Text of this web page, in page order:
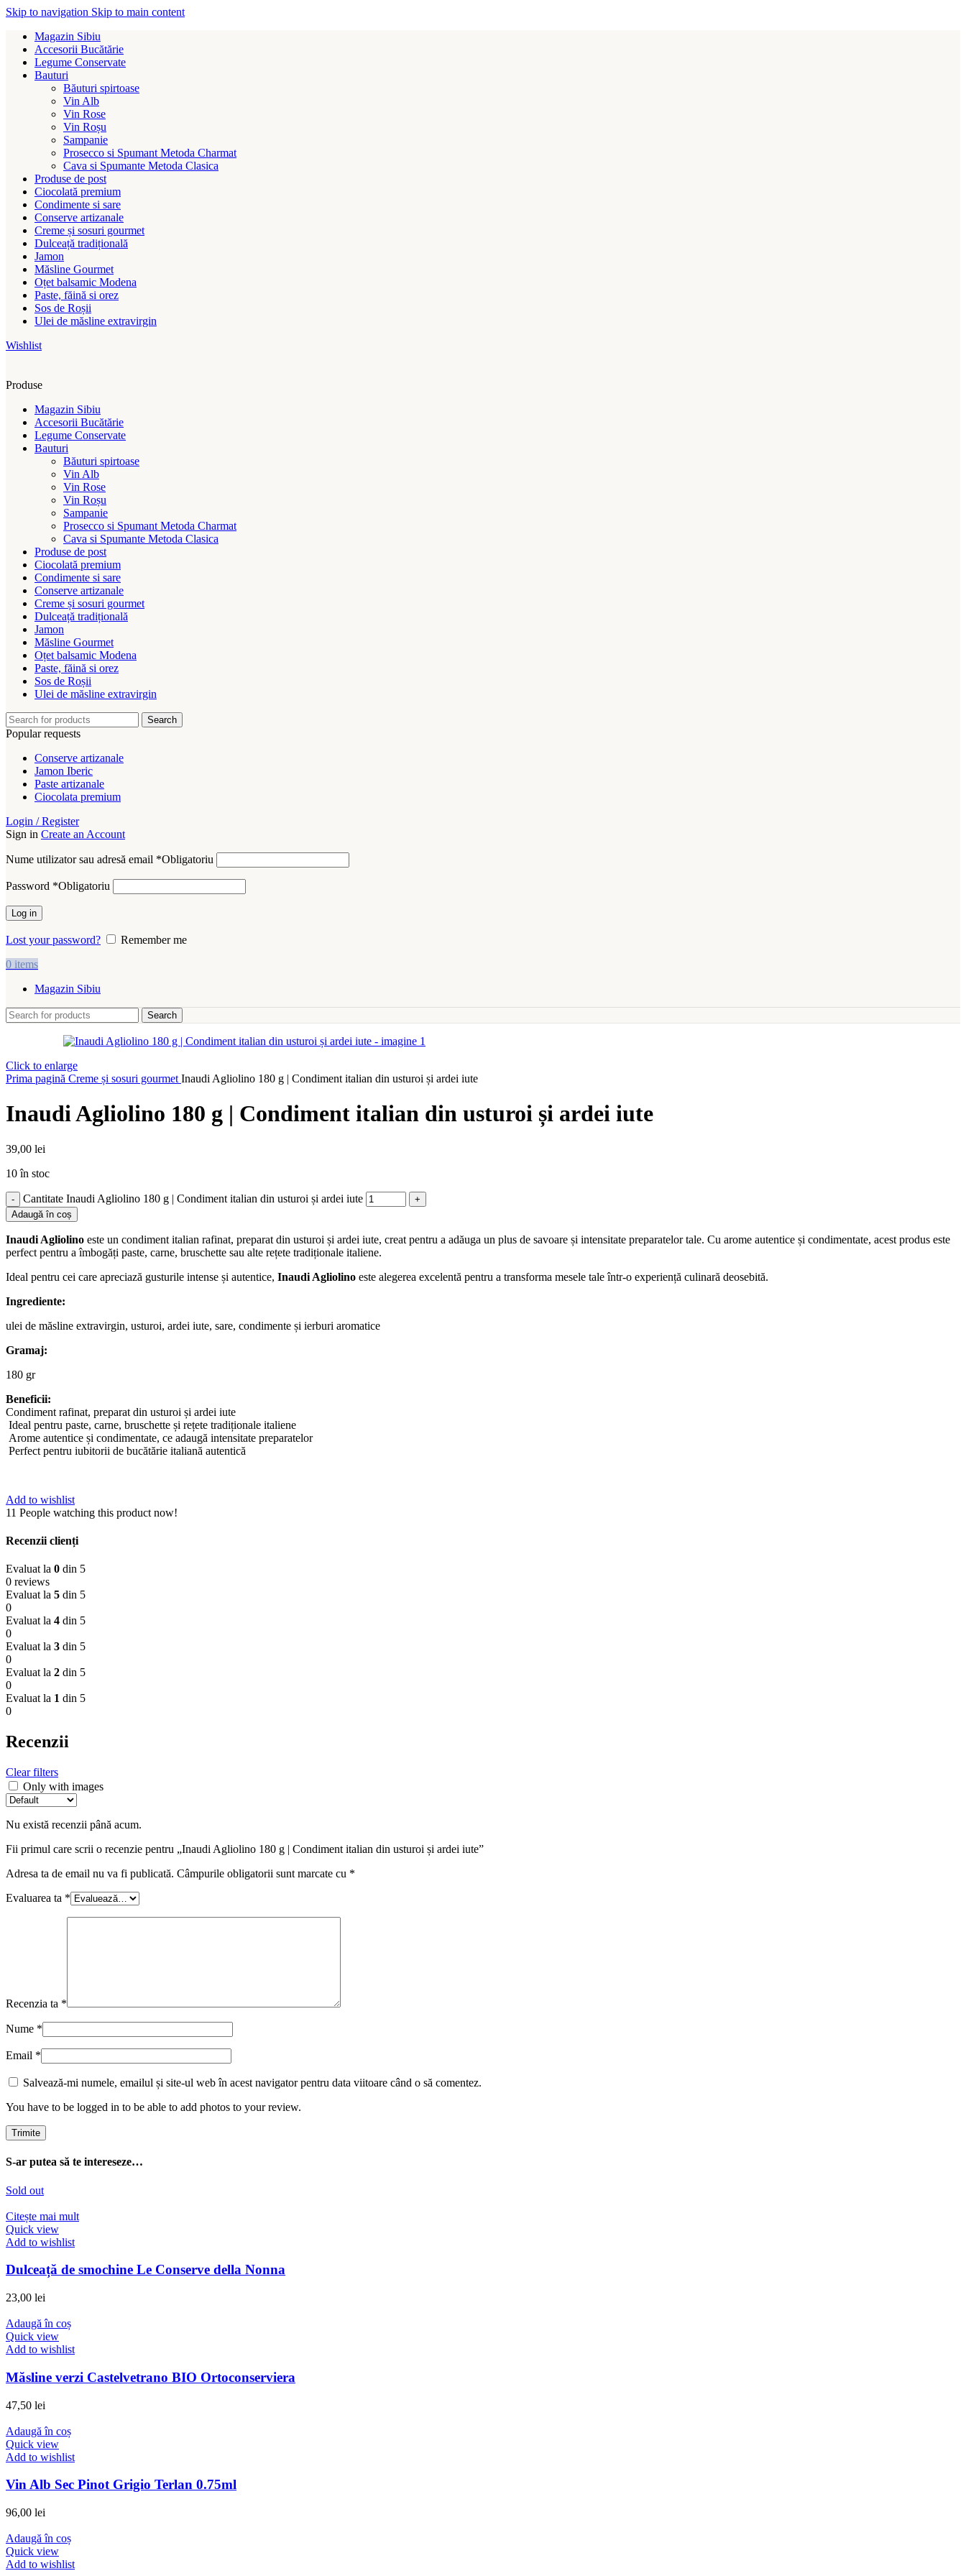
Skip to navigation Skip to main content
Magazin Sibiu
Accesorii Bucătărie
Legume Conservate
Bauturi
Băuturi spirtoase
Vin Alb
Vin Rose
Vin Roșu
Sampanie
Prosecco si Spumant Metoda Charmat
Cava si Spumante Metoda Clasica
Produse de post
Ciocolată premium
Condimente si sare
Conserve artizanale
Creme și sosuri gourmet
Dulceață tradițională
Jamon
Măsline Gourmet
Oțet balsamic Modena
Paste, făină si orez
Sos de Roșii
Ulei de măsline extravirgin
Wishlist
Produse
Magazin Sibiu
Accesorii Bucătărie
Legume Conservate
Bauturi
Băuturi spirtoase
Vin Alb
Vin Rose
Vin Roșu
Sampanie
Prosecco si Spumant Metoda Charmat
Cava si Spumante Metoda Clasica
Produse de post
Ciocolată premium
Condimente si sare
Conserve artizanale
Creme și sosuri gourmet
Dulceață tradițională
Jamon
Măsline Gourmet
Oțet balsamic Modena
Paste, făină si orez
Sos de Roșii
Ulei de măsline extravirgin
Search
Popular requests
Conserve artizanale
Jamon Iberic
Paste artizanale
Ciocolata premium
Login / Register
Sign in Create an Account
Nume utilizator sau adresă email *Obligatoriu
Password *Obligatoriu
Log in
Lost your password?
Remember me
0 items
Magazin Sibiu
Search
Click to enlarge
Prima pagină Creme și sosuri gourmet Inaudi Agliolino 180 g | Condiment italian din usturoi și ardei iute
Inaudi Agliolino 180 g | Condiment italian din usturoi și ardei iute
39,00 lei
10 în stoc
Cantitate Inaudi Agliolino 180 g | Condiment italian din usturoi și ardei iute
Adaugă în coș
Inaudi Agliolino este un condiment italian rafinat, preparat din usturoi și ardei iute, creat pentru a adăuga un plus de savoare și intensitate preparatelor tale. Cu arome autentice și condimentate, acest produs este
perfect pentru a îmbogăți paste, carne, bruschette sau alte rețete tradiționale italiene.
Ideal pentru cei care apreciază gusturile intense și autentice, Inaudi Agliolino este alegerea excelentă pentru a transforma mesele tale într-o experiență culinară deosebită.
Ingrediente:
ulei de măsline extravirgin, usturoi, ardei iute, sare, condimente și ierburi aromatice
Gramaj:
180 gr
Beneficii:
Condiment rafinat, preparat din usturoi și ardei iute
Ideal pentru paste, carne, bruschette și rețete tradiționale italiene
Arome autentice și condimentate, ce adaugă intensitate preparatelor
Perfect pentru iubitorii de bucătărie italiană autentică
Add to wishlist
11 People watching this product now!
Recenzii clienți
Evaluat la 0 din 5
0 reviews
Evaluat la 5 din 5
0
Evaluat la 4 din 5
0
Evaluat la 3 din 5
0
Evaluat la 2 din 5
0
Evaluat la 1 din 5
0
Recenzii
Clear filters
Only with images
Nu există recenzii până acum.
Fii primul care scrii o recenzie pentru „Inaudi Agliolino 180 g | Condiment italian din usturoi și ardei iute”
Adresa ta de email nu va fi publicată. Câmpurile obligatorii sunt marcate cu *
Evaluarea ta *
Recenzia ta *
Nume *
Email *
Salvează-mi numele, emailul și site-ul web în acest navigator pentru data viitoare când o să comentez.
You have to be logged in to be able to add photos to your review.
S-ar putea să te intereseze…
Sold out
Citește mai mult
Quick view
Add to wishlist
Dulceață de smochine Le Conserve della Nonna
23,00 lei
Adaugă în coș
Quick view
Add to wishlist
Măsline verzi Castelvetrano BIO Ortoconserviera
47,50 lei
Adaugă în coș
Quick view
Add to wishlist
Vin Alb Sec Pinot Grigio Terlan 0.75ml
96,00 lei
Adaugă în coș
Quick view
Add to wishlist